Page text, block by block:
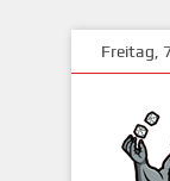
Zum
Hauptinhalt
Freitag,